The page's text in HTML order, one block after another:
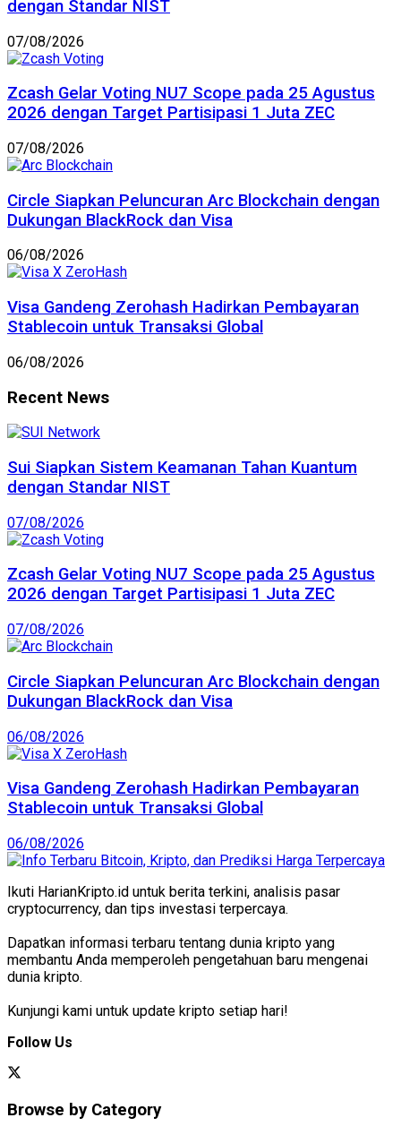
dengan Standar NIST
07/08/2026
Zcash Gelar Voting NU7 Scope pada 25 Agustus
2026 dengan Target Partisipasi 1 Juta ZEC
07/08/2026
Circle Siapkan Peluncuran Arc Blockchain dengan
Dukungan BlackRock dan Visa
06/08/2026
Visa Gandeng Zerohash Hadirkan Pembayaran
Stablecoin untuk Transaksi Global
06/08/2026
Recent News
Sui Siapkan Sistem Keamanan Tahan Kuantum
dengan Standar NIST
07/08/2026
Zcash Gelar Voting NU7 Scope pada 25 Agustus
2026 dengan Target Partisipasi 1 Juta ZEC
07/08/2026
Circle Siapkan Peluncuran Arc Blockchain dengan
Dukungan BlackRock dan Visa
06/08/2026
Visa Gandeng Zerohash Hadirkan Pembayaran
Stablecoin untuk Transaksi Global
06/08/2026
Ikuti HarianKripto.id untuk berita terkini, analisis pasar
cryptocurrency, dan tips investasi terpercaya.
Dapatkan informasi terbaru tentang dunia kripto yang
membantu Anda memperoleh pengetahuan baru mengenai
dunia kripto.
Kunjungi kami untuk update kripto setiap hari!
Follow Us
Browse by Category